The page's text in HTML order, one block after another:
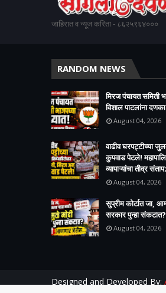
जाहिरात व न्यूज करिता - ८६२५९६४०००
RANDOM NEWS
मिरज पंचायत समिती
विशाल पाटलांना
August 04, 2026
वाढीव घरपट्टीच्या
कुपवाड पेटले!
व्यापाऱ्यांचा तीव्र
August 04, 2026
सुप्रीम कोर्टात जा,
सरकार पुन्हा
August 04, 2026
Designed and Developed By: